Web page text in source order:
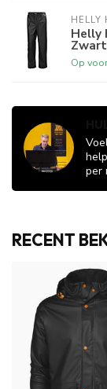
HELLY
Helly
Zwart
Op
per
RECENT